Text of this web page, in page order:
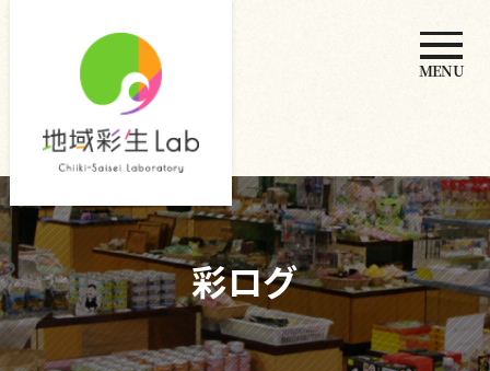
地域彩生
Lab
MENU
彩ログ